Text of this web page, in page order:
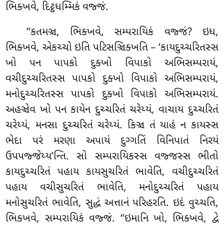
ભિક્ખવે, દિટ્ઠધમ્મિકં વજ્જં.
‘‘કતમઞ્ચ, ભિક્ખવે, સમ્પરાયિકં વજ્જં? ઇધ,
ભિક્ખવે, એકચ્ચો ઇતિ પટિસઞ્ચિક્ખતિ – ‘કાયદુચ્ચરિતસ્સ
ખો પન પાપકો દુક્ખો વિપાકો અભિસમ્પરાયં,
વચીદુચ્ચરિતસ્સ પાપકો દુક્ખો વિપાકો અભિસમ્પરાયં,
મનોદુચ્ચરિતસ્સ પાપકો દુક્ખો વિપાકો અભિસમ્પરાયં.
અહઞ્ચેવ ખો પન કાયેન દુચ્ચરિતં ચરેય્યં, વાચાય દુચ્ચરિતં
ચરેય્યં, મનસા દુચ્ચરિતં ચરેય્યં. કિઞ્ચ તં યાહં ન કાયસ્સ
ભેદા પરં મરણા અપાયં દુગ્ગતિં વિનિપાતં નિરયં
ઉપપજ્જેય્ય’ન્તિ. સો સમ્પરાયિકસ્સ વજ્જસ્સ ભીતો
કાયદુચ્ચરિતં પહાય કાયસુચરિતં ભાવેતિ, વચીદુચ્ચરિતં
પહાય વચીસુચરિતં ભાવેતિ, મનોદુચ્ચરિતં પહાય
મનોસુચરિતં ભાવેતિ, સુદ્ધં અત્તાનં પરિહરતિ. ઇદં વુચ્ચતિ,
ભિક્ખવે, સમ્પરાયિકં વજ્જં. ‘‘ઇમાનિ ખો, ભિક્ખવે, દ્વે